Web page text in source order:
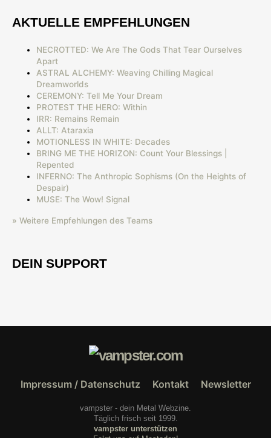
AKTUELLE EMPFEHLUNGEN
NECROTTED: We Are The Gods That Tear Ourselves
Apart
ASTRAL ALCHEMY: Weaving Chilling Magical
Dreamworlds
CEREMONY: Tell Me Your Dream
PROTEST THE HERO: Within
IRR: Remains Remain
ALLT: Ataraxia
MOTIONLESS IN WHITE: Decades
BRING ME THE HORIZON: Count Your Blessings |
Repented
INFERNO: The Anthropic Sophisms (On the Heights of
Despair)
MUSE: The Wow! Signal
» Weitere Empfehlungen des Teams
DEIN SUPPORT
Impressum / Datenschutz Kontakt Newsletter
vampster - dein Metal Webzine.
Täglich frisch seit 1999.
vampster unterstützen